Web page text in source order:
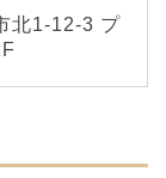
北1-12-3 プ